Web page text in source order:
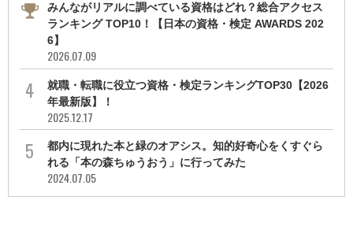
みんながリアルに調べている資格はどれ？総合アクセス
ランキング TOP10！【日本の資格・検定 AWARDS 202
6】
2026.07.09
就職・転職に役立つ資格・検定ランキングTOP30【2026
年最新版】！
2025.12.17
都内に現れた本と緑のオアシス。知的好奇心をくすぐら
れる「本の森ちゅうおう」に行ってみた
2024.07.05